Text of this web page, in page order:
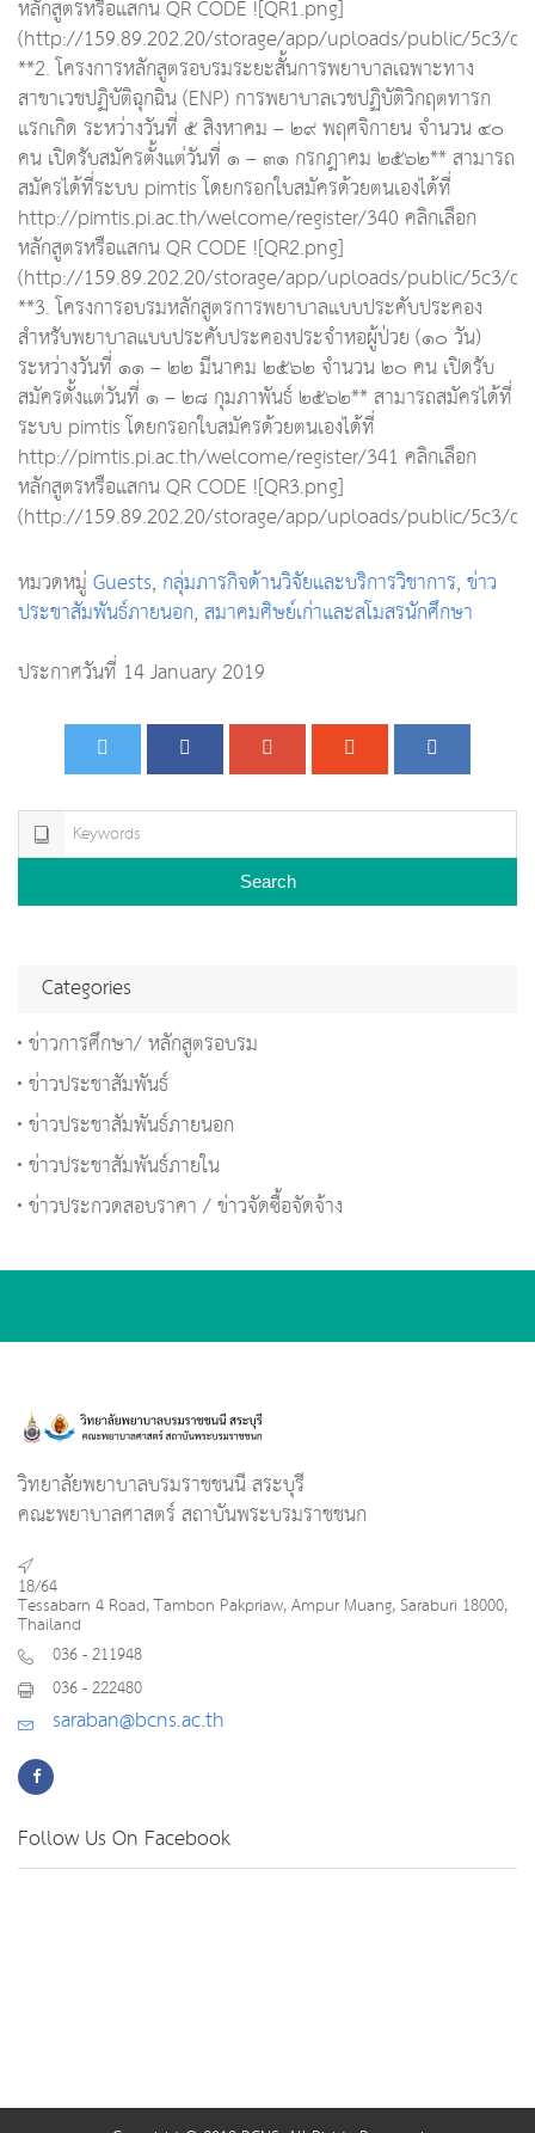
หลักสูตรหรือแสกน QR CODE ![QR1.png]
(http://159.89.202.20/storage/app/uploads/public/5c3/
**2. โครงการหลักสูตรอบรมระยะสั้นการพยาบาลเฉพาะทาง
สาขาเวชปฏิบัติฉุกฉิน (ENP) การพยาบาลเวชปฏิบัติวิกฤตทารก
แรกเกิด ระหว่างวันที่ ๕ สิงหาคม – ๒๙ พฤศจิกายน จำนวน ๔๐
คน เปิดรับสมัครตั้งแต่วันที่ ๑ – ๓๑ กรกฎาคม ๒๕๖๒** สามารถ
สมัครได้ที่ระบบ pimtis โดยกรอกใบสมัครด้วยตนเองได้ที่
http://pimtis.pi.ac.th/welcome/register/340 คลิกเลือก
หลักสูตรหรือแสกน QR CODE ![QR2.png]
(http://159.89.202.20/storage/app/uploads/public/5c3/
**3. โครงการอบรมหลักสูตรการพยาบาลแบบประคับประคอง
สำหรับพยาบาลแบบประคับประคองประจำหอผู้ป่วย (๑๐ วัน)
ระหว่างวันที่ ๑๑ – ๒๒ มีนาคม ๒๕๖๒ จำนวน ๒๐ คน เปิดรับ
สมัครตั้งแต่วันที่ ๑ – ๒๘ กุมภาพันธ์ ๒๕๖๒** สามารถสมัครได้ที่
ระบบ pimtis โดยกรอกใบสมัครด้วยตนเองได้ที่
http://pimtis.pi.ac.th/welcome/register/341 คลิกเลือก
หลักสูตรหรือแสกน QR CODE ![QR3.png]
(http://159.89.202.20/storage/app/uploads/public/5c3/
หมวดหมู่Guests, กลุ่มภารกิจด้านวิจัยและบริการวิชาการ,ข่าว
ประชาสัมพันธ์ภายนอก,สมาคมศิษย์เก่าและสโมสรนักศึกษา
ประกาศวันที่ 14 January 2019
Search
Categories
ข่าวการศึกษา/ หลักสูตรอบรม
ข่าวประชาสัมพันธ์
ข่าวประชาสัมพันธ์ภายนอก
ข่าวประชาสัมพันธ์ภายใน
ข่าวประกวดสอบราคา / ข่าวจัดซื้อจัดจ้าง
วิทยาลัยพยาบาลบรมราชชนนี สระบุรี
คณะพยาบาลศาสตร์ สถาบันพระบรมราชชนก
18/64
Tessabarn 4 Road, Tambon Pakpriaw, Ampur Muang, Saraburi 18000,
Thailand
036 - 211948
036 - 222480
saraban@bcns.ac.th
Follow Us On Facebook